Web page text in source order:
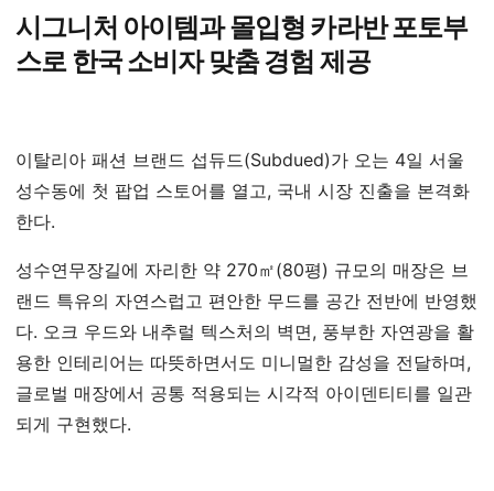
시그니처 아이템과 몰입형 카라반 포토부
스로 한국 소비자 맞춤 경험 제공
이탈리아 패션 브랜드 섭듀드(Subdued)가 오는 4일 서울
성수동에 첫 팝업 스토어를 열고, 국내 시장 진출을 본격화
한다.
성수연무장길에 자리한 약 270㎡(80평) 규모의 매장은 브
랜드 특유의 자연스럽고 편안한 무드를 공간 전반에 반영했
다. 오크 우드와 내추럴 텍스처의 벽면, 풍부한 자연광을 활
용한 인테리어는 따뜻하면서도 미니멀한 감성을 전달하며,
글로벌 매장에서 공통 적용되는 시각적 아이덴티티를 일관
되게 구현했다.